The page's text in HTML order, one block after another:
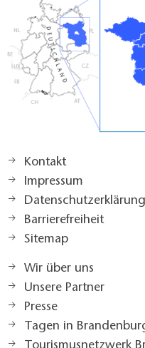
Länge der
einer Längsseite des
Breite der
einer Längsseite des
Breite der
Bettes: >150 cm
Breite der
Breite des schmalsten
Zimmers: 90 cm
Höhe der Liegefläche:
sich im Neubau, nicht
Durch die
Engstelle. Die Ablage
werden.
Die Zimmertür ist aus
schwergängig
Kontakt
Impressum
Datenschutzerklärung
Barrierefreiheit
Sitemap
Wir über uns
Unsere Partner
Presse
Tagen in